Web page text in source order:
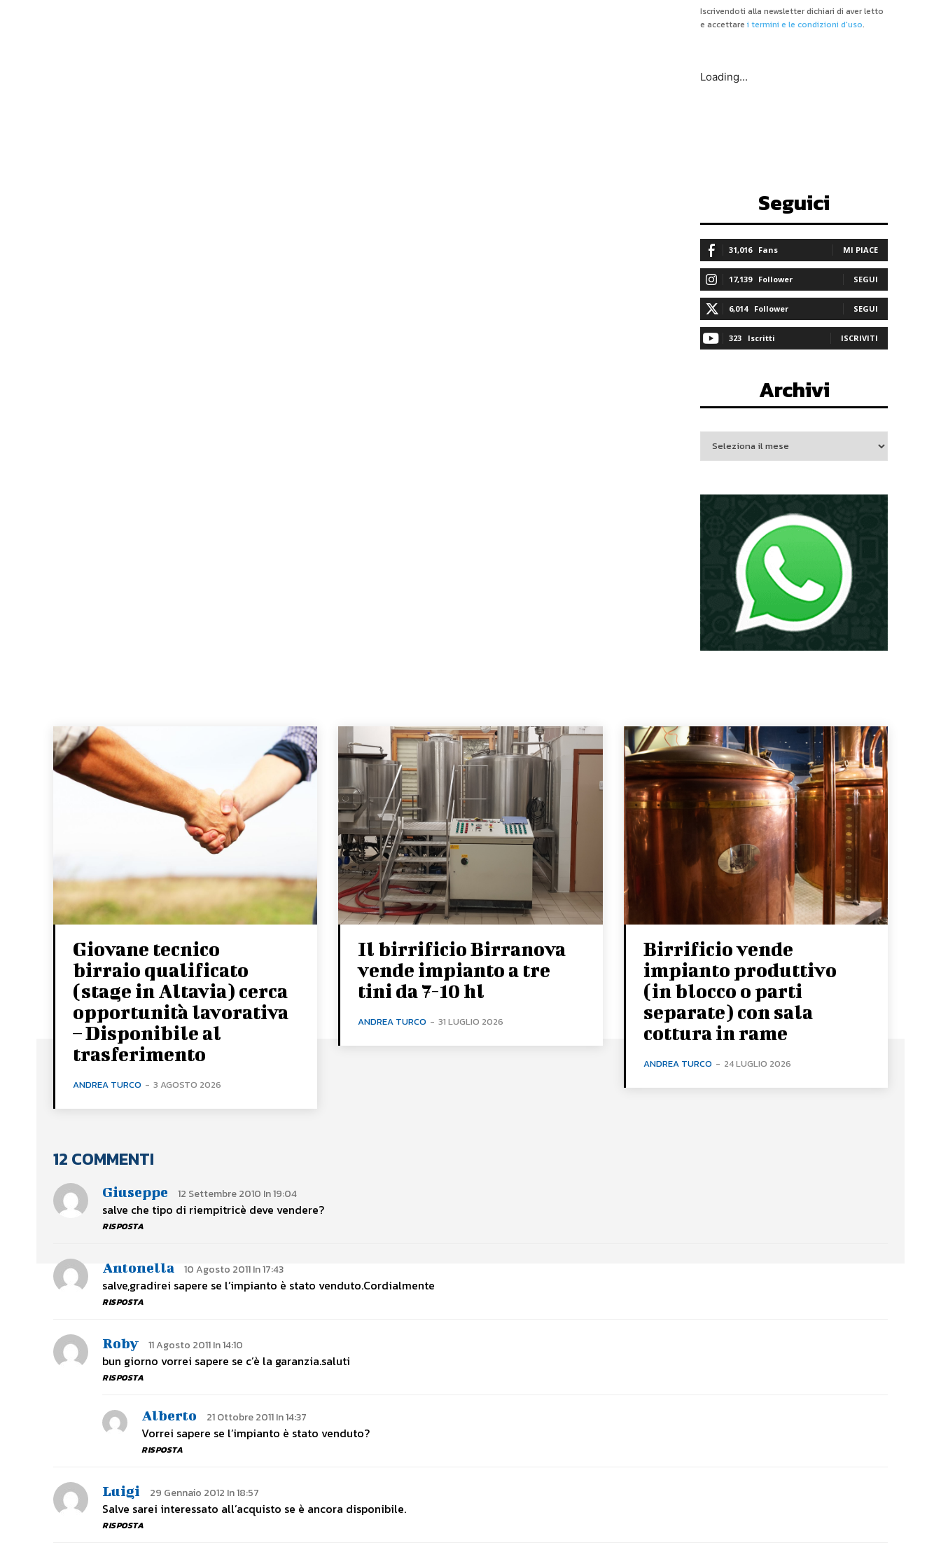
Iscrivendoti alla newsletter dichiari di aver letto
e accettare i termini e le condizioni d'uso.
Loading...
Seguici
31,016 Fans MI PIACE
17,139 Follower SEGUI
6,014 Follower SEGUI
323 Iscritti ISCRIVITI
Archivi
Giovane tecnico
birraio qualificato
(stage in Altavia) cerca
opportunità lavorativa
– Disponibile al
trasferimento
ANDREA TURCO - 3 AGOSTO 2026
Il birrificio Birranova
vende impianto a tre
tini da 7-10 hl
ANDREA TURCO - 31 LUGLIO 2026
Birrificio vende
impianto produttivo
(in blocco o parti
separate) con sala
cottura in rame
ANDREA TURCO - 24 LUGLIO 2026
12 COMMENTI
Giuseppe 12 Settembre 2010 In 19:04
salve che tipo di riempitricè deve vendere?
RISPOSTA
Antonella 10 Agosto 2011 In 17:43
salve,gradirei sapere se l’impianto è stato venduto.Cordialmente
RISPOSTA
Roby 11 Agosto 2011 In 14:10
bun giorno vorrei sapere se c’è la garanzia.saluti
RISPOSTA
Alberto 21 Ottobre 2011 In 14:37
Vorrei sapere se l’impianto è stato venduto?
RISPOSTA
Luigi 29 Gennaio 2012 In 18:57
Salve sarei interessato all’acquisto se è ancora disponibile.
RISPOSTA